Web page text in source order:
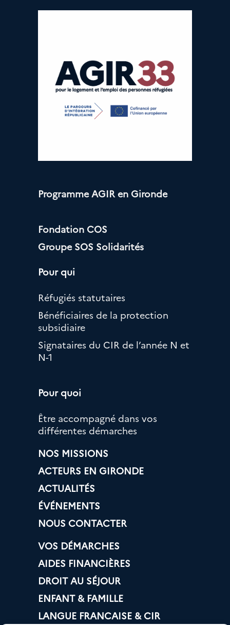
Programme AGIR en Gironde
Fondation COS
Groupe SOS Solidarités
Pour qui
Réfugiés statutaires
Bénéficiaires de la protection
subsidiaire
Signataires du CIR de l’année N et
N-1
Pour quoi
Être accompagné dans vos
différentes démarches
NOS MISSIONS
ACTEURS EN GIRONDE
ACTUALITÉS
ÉVÉNEMENTS
NOUS CONTACTER
VOS DÉMARCHES
AIDES FINANCIÈRES
DROIT AU SÉJOUR
ENFANT & FAMILLE
LANGUE FRANCAISE & CIR